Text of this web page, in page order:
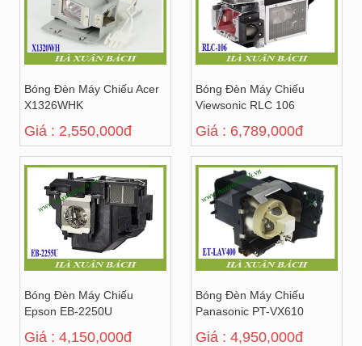
Bóng Đèn Máy Chiếu Acer
X1326WHK
Giá : 2,550,000đ
Bóng Đèn Máy Chiếu
Viewsonic RLC 106
Giá : 6,789,000đ
Bóng Đèn Máy Chiếu
Epson EB-2250U
Giá : 4,150,000đ
Bóng Đèn Máy Chiếu
Panasonic PT-VX610
Giá : 4,950,000đ